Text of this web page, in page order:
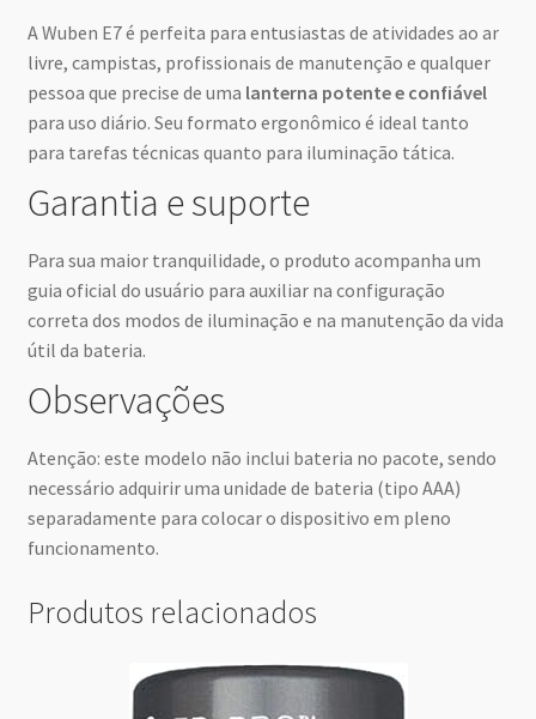
A Wuben E7 é perfeita para entusiastas de atividades ao ar
livre, campistas, profissionais de manutenção e qualquer
pessoa que precise de uma lanterna potente e confiável
para uso diário. Seu formato ergonômico é ideal tanto
para tarefas técnicas quanto para iluminação tática.
Garantia e suporte
Para sua maior tranquilidade, o produto acompanha um
guia oficial do usuário para auxiliar na configuração
correta dos modos de iluminação e na manutenção da vida
útil da bateria.
Observações
Atenção: este modelo não inclui bateria no pacote, sendo
necessário adquirir uma unidade de bateria (tipo AAA)
separadamente para colocar o dispositivo em pleno
funcionamento.
Produtos relacionados